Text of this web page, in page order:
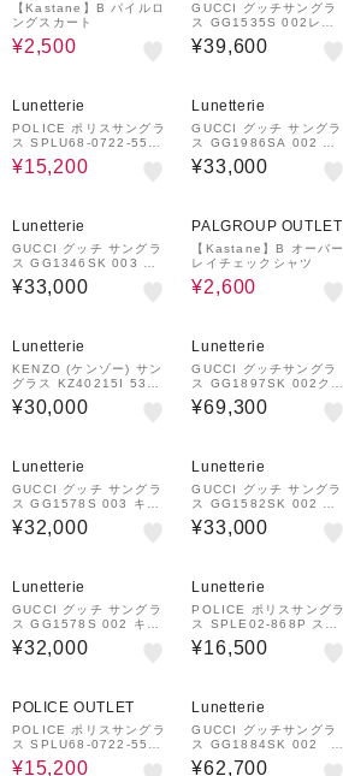
【Kastane】B パイルロ
ングスカート
¥2,500
GUCCI グッチサングラ
ス GG1535S 002レク
タングルシェイプ サング
ラス
¥39,600
Lunetterie
POLICE ポリスサングラ
ス SPLU68-0722-55
スクエアシェイプ
¥15,200
Lunetterie
GUCCI グッチ サングラ
ス GG1986SA 002 ス
クエアシェイプ
¥33,000
Lunetterie
GUCCI グッチ サングラ
ス GG1346SK 003 レ
クタングルシェイプ
¥33,000
PALGROUP OUTLET
【Kastane】B オーバー
レイチェックシャツ
¥2,600
Lunetterie
KENZO (ケンゾー) サン
グラス KZ40215I 53B
スクエアシェイプ
¥30,000
Lunetterie
GUCCI グッチサングラ
ス GG1897SK 002クラ
ブマスタースクウェアシ
ェイプ
¥69,300
Lunetterie
GUCCI グッチ サングラ
ス GG1578S 003 キャ
ットアイシェイプ
¥32,000
Lunetterie
GUCCI グッチ サングラ
ス GG1582SK 002 レ
クタングルシェイプ
¥33,000
Lunetterie
GUCCI グッチ サングラ
ス GG1578S 002 キャ
ットアイシェイプ
¥32,000
Lunetterie
POLICE ポリスサングラ
ス SPLE02-868P スク
エアシェイプ 偏光サング
ラス
¥16,500
POLICE OUTLET
POLICE ポリスサングラ
ス SPLU68-0722-55
スクエアシェイプ
¥15,200
Lunetterie
GUCCI グッチサングラ
ス GG1884SK 002 ウ
ェリントンシェイプ
¥62,700